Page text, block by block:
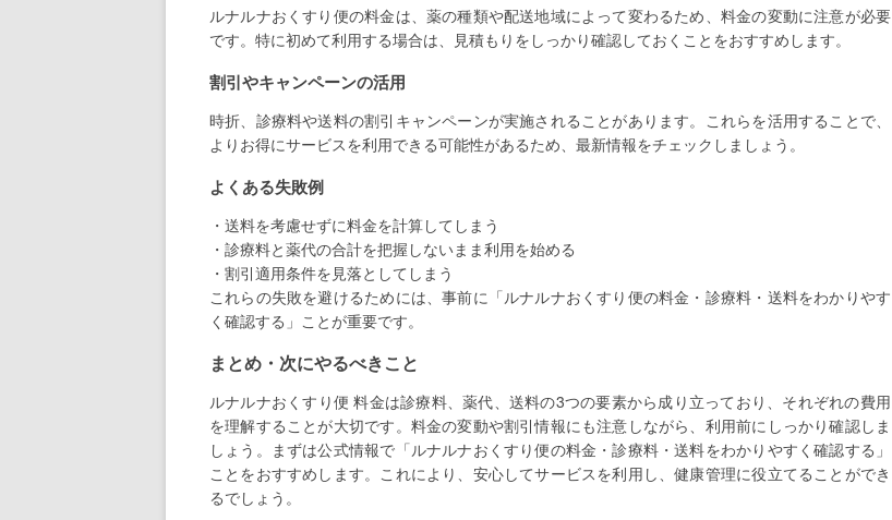
ルナルナおくすり便の料金は、薬の種類や配送地域によって変わるため、料金の変動に注意が必要
です。特に初めて利用する場合は、見積もりをしっかり確認しておくことをおすすめします。
割引やキャンペーンの活用
時折、診療料や送料の割引キャンペーンが実施されることがあります。これらを活用することで、
よりお得にサービスを利用できる可能性があるため、最新情報をチェックしましょう。
よくある失敗例
・送料を考慮せずに料金を計算してしまう
・診療料と薬代の合計を把握しないまま利用を始める
・割引適用条件を見落としてしまう
これらの失敗を避けるためには、事前に「ルナルナおくすり便の料金・診療料・送料をわかりやす
く確認する」ことが重要です。
まとめ・次にやるべきこと
ルナルナおくすり便 料金は診療料、薬代、送料の3つの要素から成り立っており、それぞれの費用
を理解することが大切です。料金の変動や割引情報にも注意しながら、利用前にしっかり確認しま
しょう。まずは公式情報で「ルナルナおくすり便の料金・診療料・送料をわかりやすく確認する」
ことをおすすめします。これにより、安心してサービスを利用し、健康管理に役立てることができ
るでしょう。